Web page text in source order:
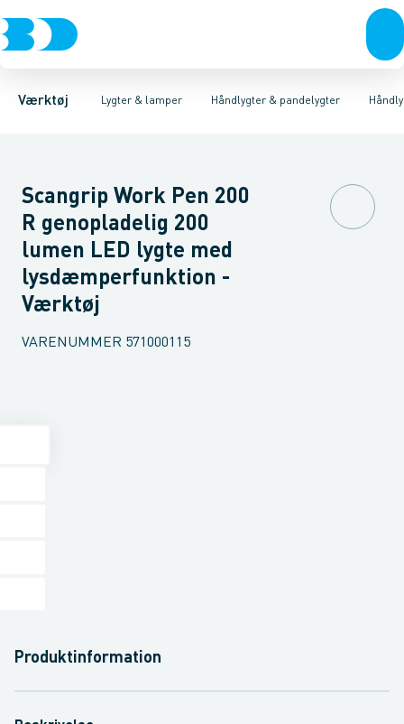
Værktøj Lygter & lamper
Akku- & elværktøj HåndværktøjRørværktøjBits & toppe Bor
Håndlygter & pandelygter
Håndlygter & pandelygterArbejdslamperTilbehør lamper
Håndlygter Pandelygter
Scangrip Work Pen 200
R genopladelig 200
lumen LED lygte med
lysdæmperfunktion -
Værktøj
VARENUMMER 571000115
Produktinformation